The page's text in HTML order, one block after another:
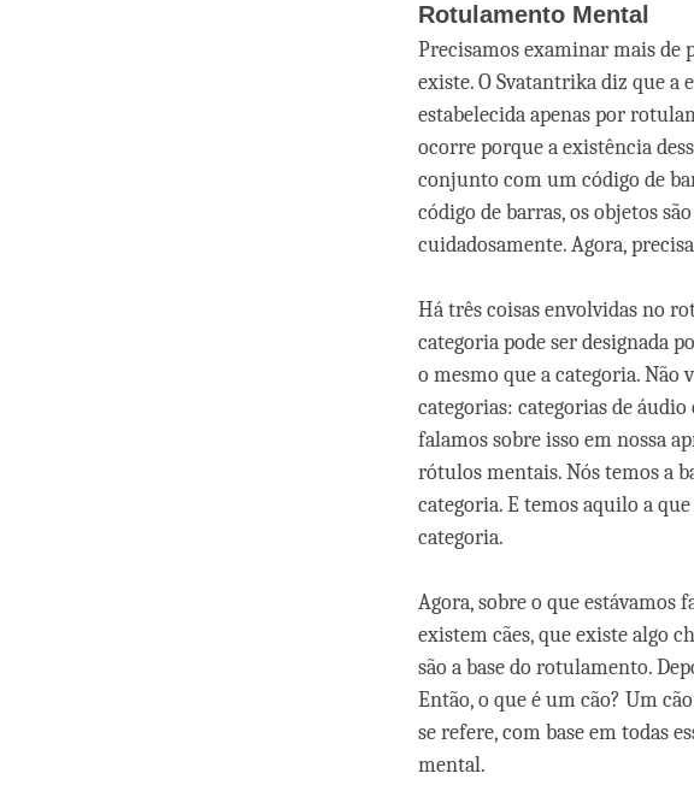
Rotulamento Mental
Precisamos examinar mais de
existe. O Svatantrika diz que a
estabelecida apenas por
ocorre porque a existência
conjunto com um código de
código de barras, os objetos
cuidadosamente. Agora,
Há três coisas envolvidas no
categoria pode ser designada
o mesmo que a categoria. Não
categorias: categorias de
falamos sobre isso em nossa
rótulos mentais. Nós temos a
categoria. E temos aquilo a
categoria.
Agora, sobre o que estávamos
existem cães, que existe algo
são a base do rotulamento.
Então, o que é um cão? Um
se refere, com base em todas
mental.